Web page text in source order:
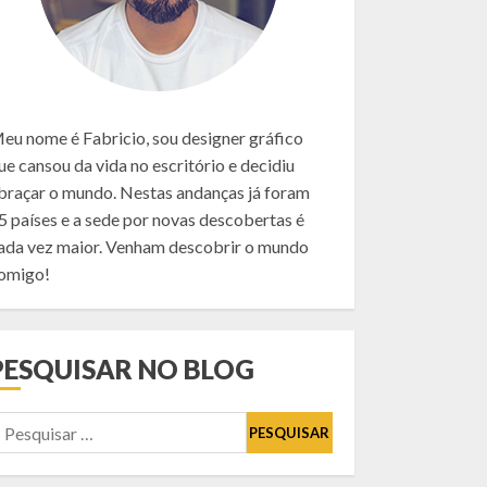
AGOSTO 1, 2025
na Turquia: guia completo
para organizar sua viagem
Como visitar Auschwitz em
2026? O antigo campo de
concentração e extermínio
nome é Fabricio, sou designer gráfico
cansou da vida no escritório e decidiu
o mundo. Nestas andanças já foram
países e a sede por novas descobertas é
vez maior. Venham descobrir o mundo
NO BLOG